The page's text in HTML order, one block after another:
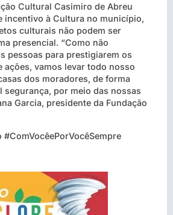
Cultural Casimiro de Abreu
incentivo à Cultura no município,
culturais não podem ser
presencial. “Como não
pessoas para prestigiarem os
ações, vamos levar todo nosso
dos moradores, de forma
segurança, por meio das nossas
Garcia, presidente da Fundação